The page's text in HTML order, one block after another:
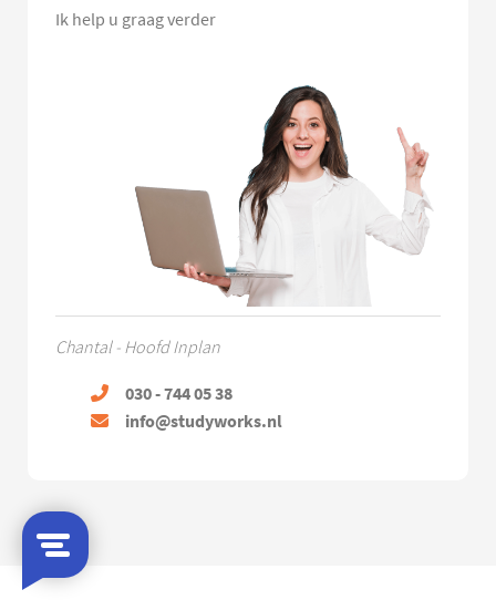
Ik help u graag verder
Chantal - Hoofd Inplan
030 - 744 05 38
info@studyworks.nl